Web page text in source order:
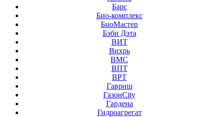
Барс
Био-комплекс
БиоМастер
Бэби Дэта
ВИТ
Вихрь
ВМС
ВПТ
ВРТ
Гавриш
ГазонCity
Гардена
Гидроагрегат